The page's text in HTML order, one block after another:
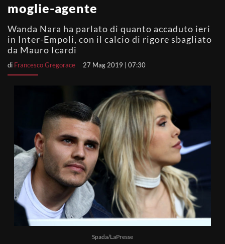
moglie-agente
Wanda Nara ha parlato di quanto accaduto ieri
in Inter-Empoli, con il calcio di rigore sbagliato
da Mauro Icardi
di Francesco Gregorace 27 Mag 2019 | 07:30
Spada/LaPresse